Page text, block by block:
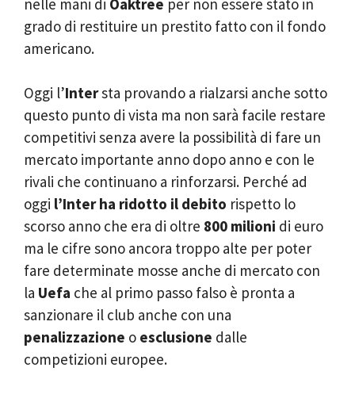
grado di restituire un prestito fatto con il fondo
americano.
Oggi l’Intersta provando a rialzarsi anche sotto
questo punto di vista ma non sarà facile restare
competitivi senza avere la possibilità di fare un
mercato importante anno dopo anno e con le
rivali che continuano a rinforzarsi. Perché ad
oggi l’Inter ha ridotto il debito rispetto lo
scorso anno che era di oltre 800 milioni di euro
ma le cifre sono ancora troppo alte per poter
fare determinate mosse anche di mercato con
la Uefa che al primo passo falso è pronta a
sanzionare il club anche con una
penalizzazione o esclusione dalle
competizioni europee.